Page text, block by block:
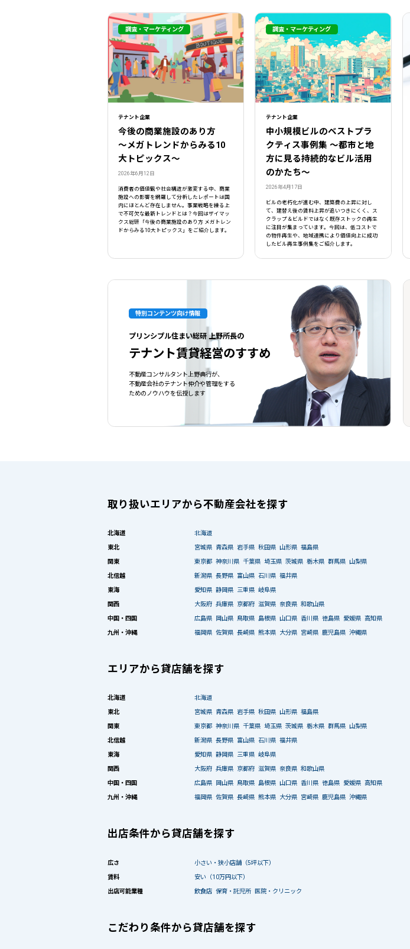
閉じる
テナント企業
今後の商業施設のあり方
〜メガトレンドからみる10
大トピックス〜
2026年6月12日
消費者の価値観や社会構造が激変する中、商業
施設への影響を網羅して分析したレポートは国
内にほとんど存在しません。事業戦略を練る上
で不可欠な最新トレンドとは？今回はザイマッ
クス総研「今後の商業施設のあり方 メガトレン
ドからみる10大トピックス」をご紹介します。
調査・マーケティング
テナント企業
中小規模ビルのベストプラ
クティス事例集 ～都市と地
方に見る持続的なビル活用
のかたち～
2026年4月17日
ビルの老朽化が進む中、建築費の上昇に対し
て、建替え後の賃料上昇が追いつきにくく、ス
クラップ＆ビルドではなく既存ストックの再生
に注目が集まっています。今回は、低コストで
の物件再生や、地域連携により価値向上に成功
したビル再生事例集をご紹介します。
調査・マーケティング
特別コンテンツ向け情報
プリンシプル住まい総研 上野所長の
テナント賃貸経営のすすめ
不動産コンサルタント上野典行が、
不動産会社のテナント仲介や管理をする
ためのノウハウを伝授します
取り扱いエリアから不動産会社を探す
北海道 北海道
東北 宮城県 青森県 岩手県 秋田県 山形県 福島県
関東 東京都 神奈川県 千葉県 埼玉県 茨城県 栃木県 群馬県 山梨県
北信越 新潟県 長野県 富山県 石川県 福井県
東海 愛知県 静岡県 三重県 岐阜県
関西 大阪府 兵庫県 京都府 滋賀県 奈良県 和歌山県
中国・四国 広島県 岡山県 鳥取県 島根県 山口県 香川県 徳島県 愛媛県 高知県
九州・沖縄 福岡県 佐賀県 長崎県 熊本県 大分県 宮崎県 鹿児島県 沖縄県
エリアから貸店舗を探す
北海道 北海道
東北 宮城県 青森県 岩手県 秋田県 山形県 福島県
関東 東京都 神奈川県 千葉県 埼玉県 茨城県 栃木県 群馬県 山梨県
北信越 新潟県 長野県 富山県 石川県 福井県
東海 愛知県 静岡県 三重県 岐阜県
関西 大阪府 兵庫県 京都府 滋賀県 奈良県 和歌山県
中国・四国 広島県 岡山県 鳥取県 島根県 山口県 香川県 徳島県 愛媛県 高知県
九州・沖縄 福岡県 佐賀県 長崎県 熊本県 大分県 宮崎県 鹿児島県 沖縄県
出店条件から貸店舗を探す
広さ 小さい・狭小店舗（5坪以下）
賃料 安い（10万円以下）
出店可能業種 飲食店 保育・託児所 医院・クリニック
こだわり条件から貸店舗を探す